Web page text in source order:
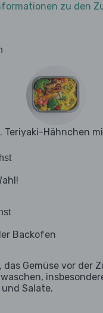
zu den
Teriyaki-Hähnchen
Backofen
das Gemüse vor der
Salate.